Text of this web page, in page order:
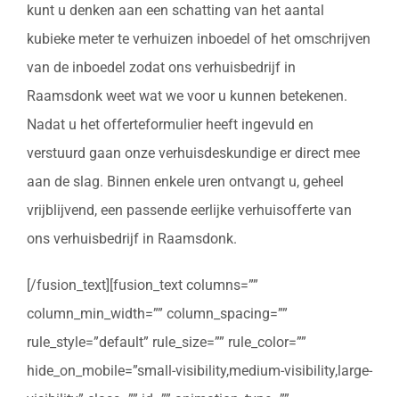
kunt u denken aan een schatting van het aantal
kubieke meter te verhuizen inboedel of het omschrijven
van de inboedel zodat ons verhuisbedrijf in
Raamsdonk weet wat we voor u kunnen betekenen.
Nadat u het offerteformulier heeft ingevuld en
verstuurd gaan onze verhuisdeskundige er direct mee
aan de slag. Binnen enkele uren ontvangt u, geheel
vrijblijvend, een passende eerlijke verhuisofferte van
ons verhuisbedrijf in Raamsdonk.
[/fusion_text][fusion_text columns=””
column_min_width=”” column_spacing=””
rule_style=”default” rule_size=”” rule_color=””
hide_on_mobile=”small-visibility,medium-visibility,large-